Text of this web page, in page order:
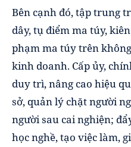
Bên cạnh đó, tập trung
dây, tụ điểm ma túy,
phạm ma túy trên
kinh doanh. Cấp ủy,
duy trì, nâng cao hiệu
sở, quản lý chặt người
người sau cai nghiện;
học nghề, tạo việc làm,